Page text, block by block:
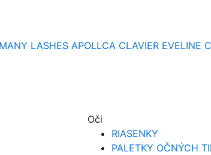
MANY LASHES APOLLCA CLAVIER EVELINE
Oči
RIASENKY
PALETKY OČNÝCH